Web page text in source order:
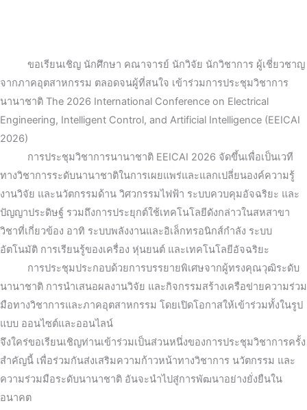
ขอเรียนเชิญ นักศึกษา คณาจารย์ นักวิจัย นักวิชาการ ผู้เชี่ยวชาญ
จากภาคอุตสาหกรรม ตลอดจนผู้ที่สนใจ เข้าร่วมการประชุมวิชาการ
นานาชาติ The 2026 International Conference on Electrical
Engineering, Intelligent Control, and Artificial Intelligence (EEICAI
2026)
การประชุมวิชาการนานาชาติ EEICAI 2026 จัดขึ้นเพื่อเป็นเวที
ทางวิชาการระดับนานาชาติในการเผยแพร่และแลกเปลี่ยนองค์ความรู้
งานวิจัย และนวัตกรรมด้าน วิศวกรรมไฟฟ้า ระบบควบคุมอัจฉริยะ และ
ปัญญาประดิษฐ์ รวมถึงการประยุกต์ใช้เทคโนโลยีดังกล่าวในสหสาขา
วิชาที่เกี่ยวข้อง อาทิ ระบบพลังงานและอิเล็กทรอนิกส์กำลัง ระบบ
อัตโนมัติ การเรียนรู้ของเครื่อง หุ่นยนต์ และเทคโนโลยีอัจฉริยะ
การประชุมประกอบด้วยการบรรยายพิเศษจากผู้ทรงคุณวุฒิระดับ
นานาชาติ การนำเสนอผลงานวิจัย และกิจกรรมสร้างเครือข่ายความร่วม
มือทางวิชาการและภาคอุตสาหกรรม โดยเปิดโอกาสให้เข้าร่วมทั้งในรูป
แบบ ออนไซต์และออนไลน์
จึงใคร่ขอเรียนเชิญท่านเข้าร่วมเป็นส่วนหนึ่งของการประชุมวิชาการครั้ง
สำคัญนี้ เพื่อร่วมกันส่งเสริมความก้าวหน้าทางวิชาการ นวัตกรรม และ
ความร่วมมือระดับนานาชาติ อันจะนำไปสู่การพัฒนาอย่างยั่งยืนใน
อนาคต